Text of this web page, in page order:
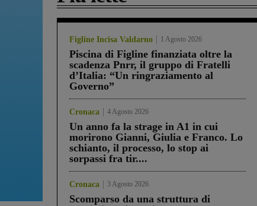
Figline Incisa Valdarno 1 Agosto 2026
Piscina di Figline finanziata oltre la
scadenza Pnrr, il gruppo di Fratelli
d’Italia: “Un ringraziamento al
Governo”
Cronaca 4 Agosto 2026
Un anno fa la strage in A1 in cui
morirono Gianni, Giulia e Franco. Lo
schianto, il processo, lo stop ai
sorpassi fra tir....
Cronaca 3 Agosto 2026
Scomparso da una struttura di